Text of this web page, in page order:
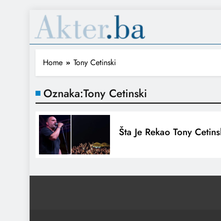
Home Tony Cetinski
Oznaka:Tony Cetinski
Šta Je Rekao Tony